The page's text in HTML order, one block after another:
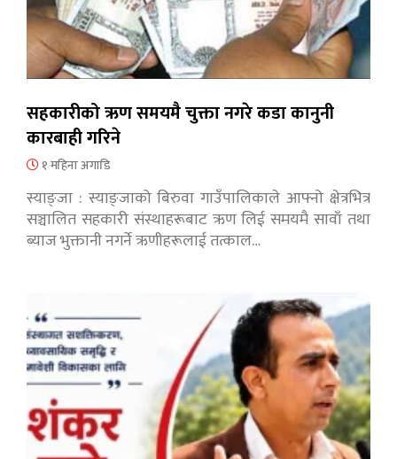
सहकारीको ऋण समयमै चुक्ता नगरे कडा कानुनी
कारबाही गरिने
१ महिना अगाडि
स्याङ्जा : स्याङ्जाको बिरुवा गाउँपालिकाले आफ्नो क्षेत्रभित्र
सञ्चालित सहकारी संस्थाहरूबाट ऋण लिई समयमै सावाँ तथा
ब्याज भुक्तानी नगर्ने ऋणीहरूलाई तत्काल…